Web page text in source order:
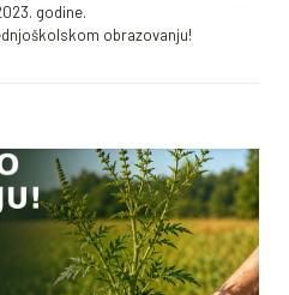
godine.
obrazovanju!